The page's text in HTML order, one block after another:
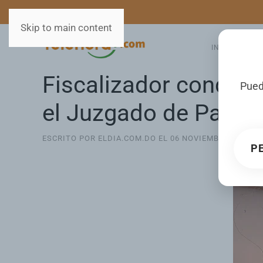
Skip to main content
INICIO
Fiscalizador
el Juzgado de Paz
ESCRITO POR ELDIA.COM.DO EL 06 NOVIEMBRE 2025